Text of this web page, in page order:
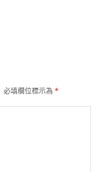
必填欄位標示為*